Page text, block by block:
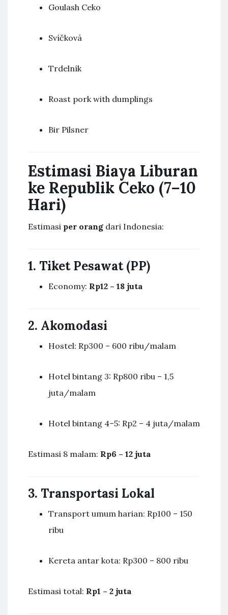
Goulash Ceko
Svíčková
Trdelník
Roast pork with dumplings
Bir Pilsner
Estimasi Biaya Liburan
ke Republik Ceko (7–10
Hari)
Estimasi per orang dari Indonesia:
1. Tiket Pesawat (PP)
Economy: Rp12 – 18 juta
2. Akomodasi
Hostel: Rp300 – 600 ribu/malam
Hotel bintang 3: Rp800 ribu – 1,5
juta/malam
Hotel bintang 4–5: Rp2 – 4 juta/malam
Estimasi 8 malam: Rp6 – 12 juta
3. Transportasi Lokal
Transport umum harian: Rp100 – 150
ribu
Kereta antar kota: Rp300 – 800 ribu
Estimasi total: Rp1 – 2 juta